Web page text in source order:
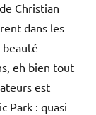
Christian
dans les
beauté
eh bien tout
est
Park : quasi